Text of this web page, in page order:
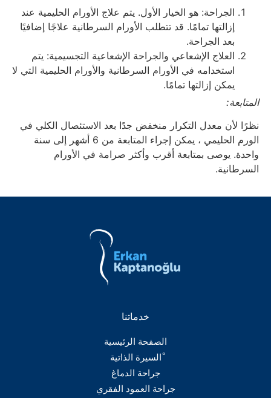
الجراحة: هو الخيار الأول. يتم علاج الأورام الحليمية عند
إزالتها تمامًا. قد تتطلب الأورام السرطانية علاجًا إضافيًا
بعد الجراحة.
العلاج الإشعاعي والجراحة الإشعاعية التجسيمية: يتم
استخدامه في الأورام السرطانية والأورام الحليمية التي لا
يمكن إزالتها تمامًا.
المتابعة:
نظرًا لأن معدل التكرار منخفض جدًا بعد الاستئصال الكلي في
الورم الحليمي ، يمكن إجراء المتابعة من 6 أشهر إلى سنة
واحدة. يوصى بمتابعة أقرب وأكثر صرامة في الأورام
السرطانية.
خدماتنا
الصفحة الرئيسية
ْالسيرة الذاتية
جراحة الدماغ
جراحة العمود الفقري